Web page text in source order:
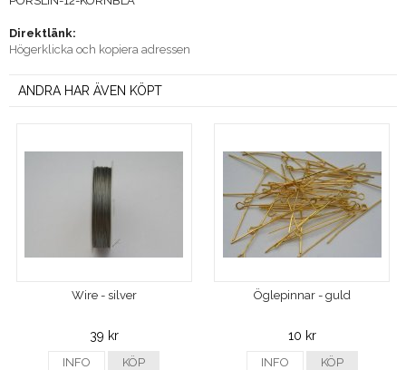
Direktlänk:
Högerklicka och kopiera adressen
ANDRA HAR ÄVEN KÖPT
Wire - silver
39 kr
INFO KÖP
Öglepinnar - guld
10 kr
INFO KÖP